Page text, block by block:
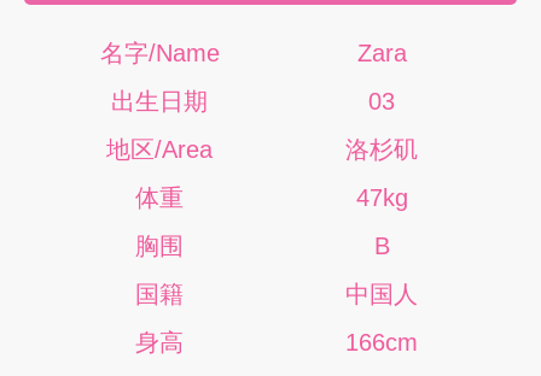
名字/Name
Zara
出生日期
03
地区/Area
洛杉矶
体重
47kg
胸围
B
国籍
中国人
身高
166cm